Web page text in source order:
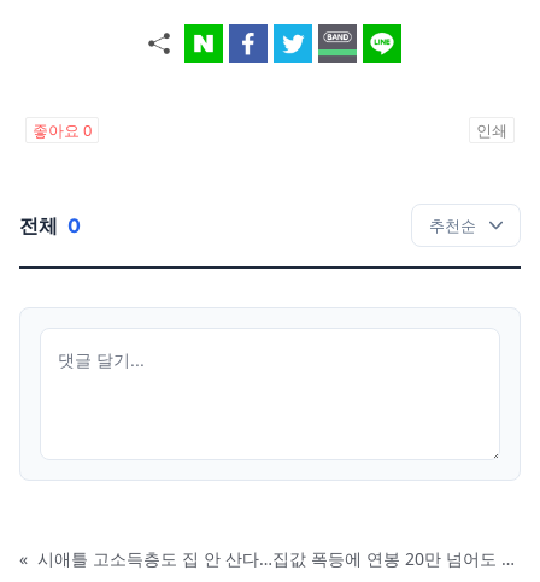
좋아요 0 인쇄
전체 0
«
시애틀 고소득층도 집 안 산다…집값 폭등에 연봉 20만 넘어도 렌트 열풍